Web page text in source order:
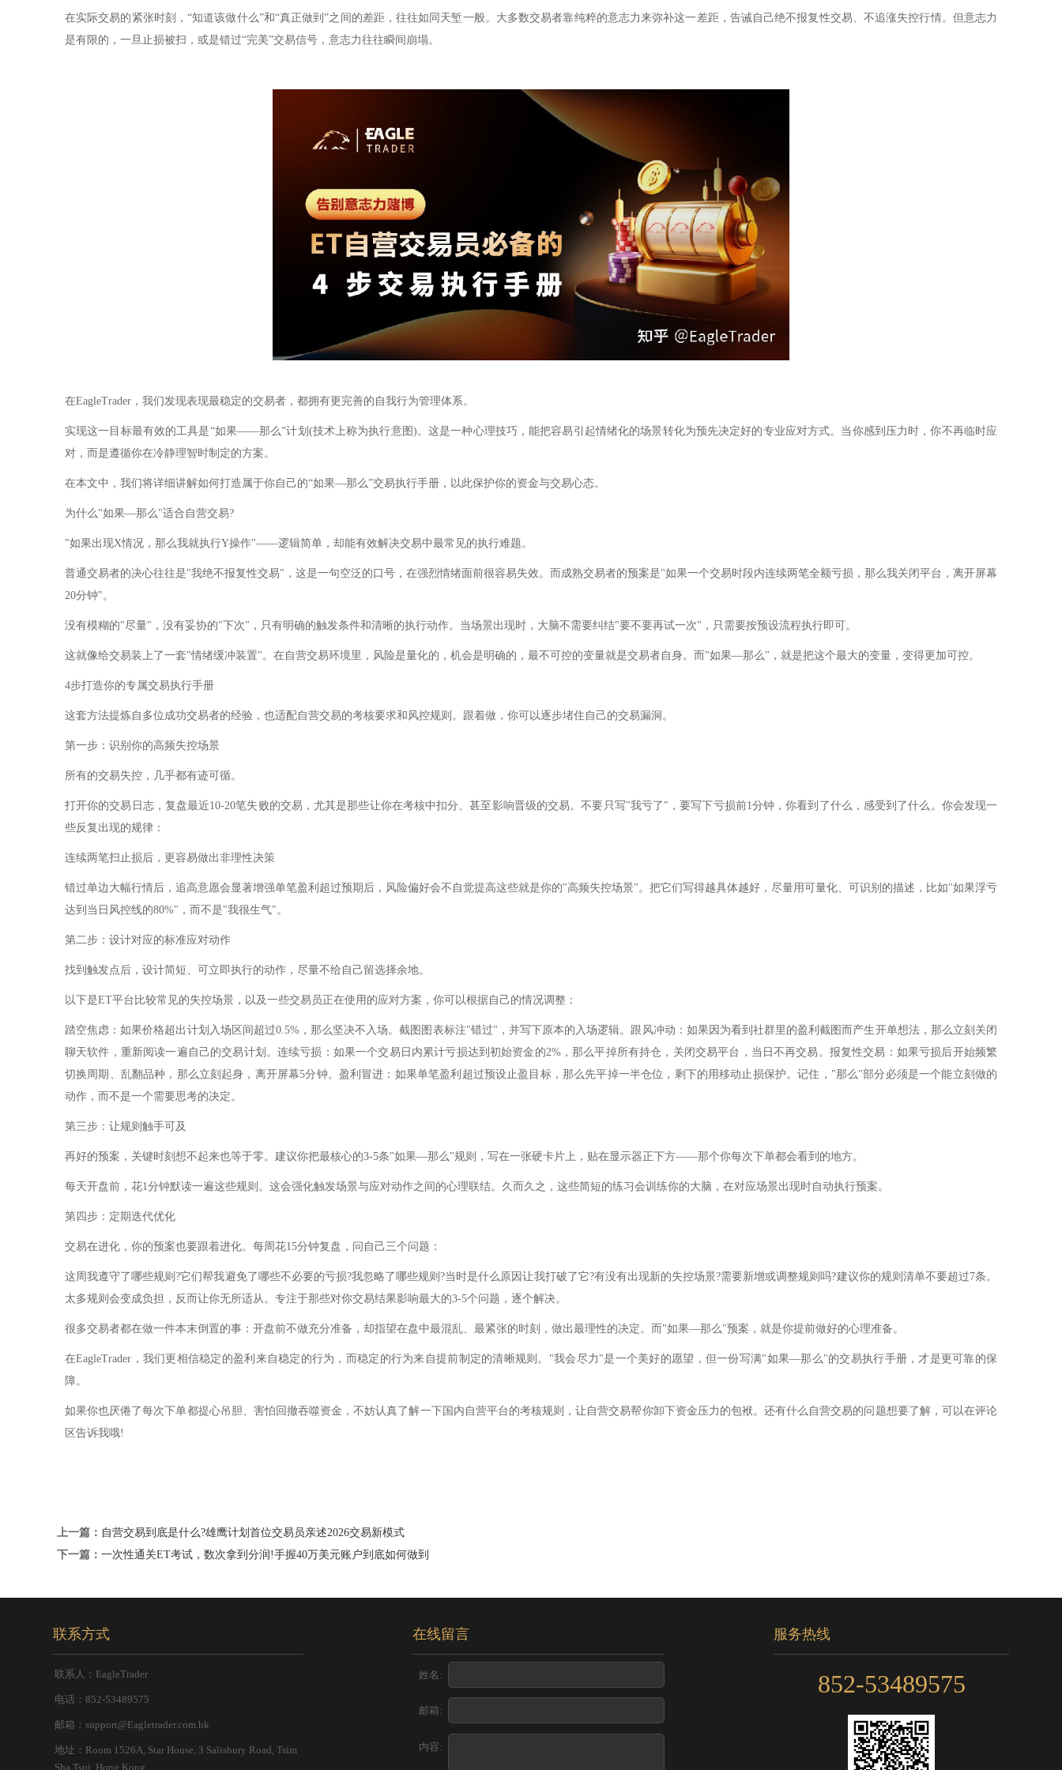
在实际交易的紧张时刻，“知道该做什么”和“真正做到”之间的差距，往往如同天堑一般。大多数交易者靠纯粹的意志力来弥补这一差距，告诫自己绝不报复性交易、不追涨失控行情。但意志力
是有限的，一旦止损被扫，或是错过“完美”交易信号，意志力往往瞬间崩塌。
在EagleTrader，我们发现表现最稳定的交易者，都拥有更完善的自我行为管理体系。
实现这一目标最有效的工具是“如果——那么”计划(技术上称为执行意图)。这是一种心理技巧，能把容易引起情绪化的场景转化为预先决定好的专业应对方式。当你感到压力时，你不再临时应
对，而是遵循你在冷静理智时制定的方案。
在本文中，我们将详细讲解如何打造属于你自己的“如果—那么”交易执行手册，以此保护你的资金与交易心态。
为什么"如果—那么"适合自营交易?
"如果出现X情况，那么我就执行Y操作"——逻辑简单，却能有效解决交易中最常见的执行难题。
普通交易者的决心往往是"我绝不报复性交易"，这是一句空泛的口号，在强烈情绪面前很容易失效。而成熟交易者的预案是"如果一个交易时段内连续两笔全额亏损，那么我关闭平台，离开屏幕
20分钟"。
没有模糊的"尽量"，没有妥协的"下次"，只有明确的触发条件和清晰的执行动作。当场景出现时，大脑不需要纠结"要不要再试一次"，只需要按预设流程执行即可。
这就像给交易装上了一套"情绪缓冲装置"。在自营交易环境里，风险是量化的，机会是明确的，最不可控的变量就是交易者自身。而"如果—那么"，就是把这个最大的变量，变得更加可控。
4步打造你的专属交易执行手册
这套方法提炼自多位成功交易者的经验，也适配自营交易的考核要求和风控规则。跟着做，你可以逐步堵住自己的交易漏洞。
第一步：识别你的高频失控场景
所有的交易失控，几乎都有迹可循。
打开你的交易日志，复盘最近10-20笔失败的交易，尤其是那些让你在考核中扣分、甚至影响晋级的交易。不要只写"我亏了"，要写下亏损前1分钟，你看到了什么，感受到了什么。你会发现一
些反复出现的规律：
连续两笔扫止损后，更容易做出非理性决策
错过单边大幅行情后，追高意愿会显著增强单笔盈利超过预期后，风险偏好会不自觉提高这些就是你的"高频失控场景"。把它们写得越具体越好，尽量用可量化、可识别的描述，比如"如果浮亏
达到当日风控线的80%"，而不是"我很生气"。
第二步：设计对应的标准应对动作
找到触发点后，设计简短、可立即执行的动作，尽量不给自己留选择余地。
以下是ET平台比较常见的失控场景，以及一些交易员正在使用的应对方案，你可以根据自己的情况调整：
踏空焦虑：如果价格超出计划入场区间超过0.5%，那么坚决不入场。截图图表标注"错过"，并写下原本的入场逻辑。跟风冲动：如果因为看到社群里的盈利截图而产生开单想法，那么立刻关闭
聊天软件，重新阅读一遍自己的交易计划。连续亏损：如果一个交易日内累计亏损达到初始资金的2%，那么平掉所有持仓，关闭交易平台，当日不再交易。报复性交易：如果亏损后开始频繁
切换周期、乱翻品种，那么立刻起身，离开屏幕5分钟。盈利冒进：如果单笔盈利超过预设止盈目标，那么先平掉一半仓位，剩下的用移动止损保护。记住，"那么"部分必须是一个能立刻做的
动作，而不是一个需要思考的决定。
第三步：让规则触手可及
再好的预案，关键时刻想不起来也等于零。建议你把最核心的3-5条"如果—那么"规则，写在一张硬卡片上，贴在显示器正下方——那个你每次下单都会看到的地方。
每天开盘前，花1分钟默读一遍这些规则。这会强化触发场景与应对动作之间的心理联结。久而久之，这些简短的练习会训练你的大脑，在对应场景出现时自动执行预案。
第四步：定期迭代优化
交易在进化，你的预案也要跟着进化。每周花15分钟复盘，问自己三个问题：
这周我遵守了哪些规则?它们帮我避免了哪些不必要的亏损?我忽略了哪些规则?当时是什么原因让我打破了它?有没有出现新的失控场景?需要新增或调整规则吗?建议你的规则清单不要超过7条。
太多规则会变成负担，反而让你无所适从。专注于那些对你交易结果影响最大的3-5个问题，逐个解决。
很多交易者都在做一件本末倒置的事：开盘前不做充分准备，却指望在盘中最混乱、最紧张的时刻，做出最理性的决定。而"如果—那么"预案，就是你提前做好的心理准备。
在EagleTrader，我们更相信稳定的盈利来自稳定的行为，而稳定的行为来自提前制定的清晰规则。"我会尽力"是一个美好的愿望，但一份写满"如果—那么"的交易执行手册，才是更可靠的保
障。
如果你也厌倦了每次下单都提心吊胆、害怕回撤吞噬资金，不妨认真了解一下国内自营平台的考核规则，让自营交易帮你卸下资金压力的包袱。还有什么自营交易的问题想要了解，可以在评论
区告诉我哦!
上一篇： 自营交易到底是什么?雄鹰计划首位交易员亲述2026交易新模式
下一篇： 一次性通关ET考试，数次拿到分润!手握40万美元账户到底如何做到
联系方式
联系人：EagleTrader
电话：852-53489575
邮箱：support@Eagletrader.com.hk
地址：Room 1526A, Star House, 3 Salisbury Road, Tsim
Sha Tsui, Hong Kong
在线留言
姓名:
邮箱:
内容:
服务热线
852-53489575